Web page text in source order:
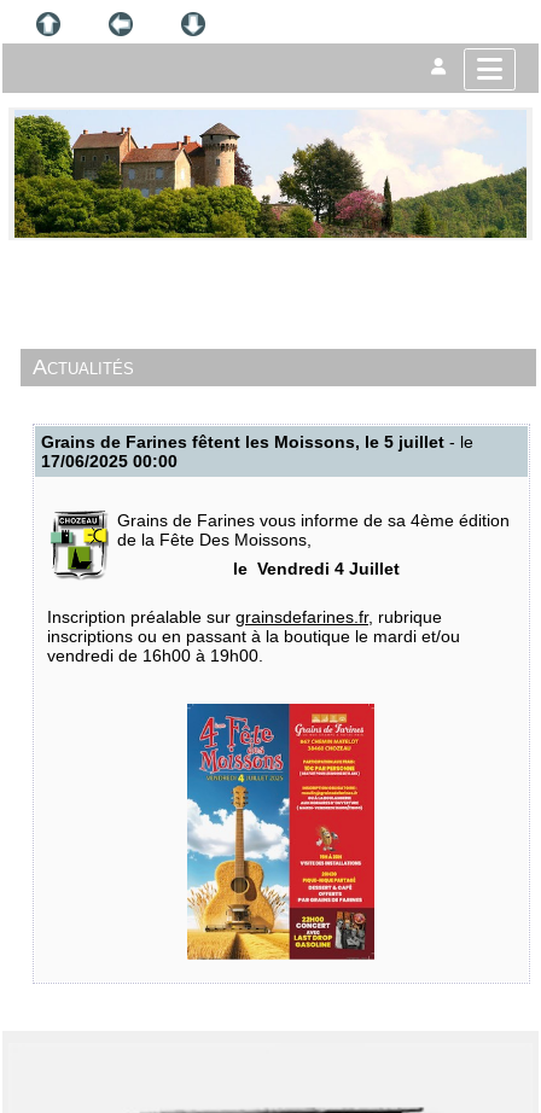
Actualités
Grains de Farines fêtent les Moissons, le 5 juillet - le
17/06/2025 00:00
Grains de Farines vous informe de sa 4ème édition
de la Fête Des Moissons,
le Vendredi 4 Juillet
Inscription préalable sur grainsdefarines.fr, rubrique
inscriptions ou en passant à la boutique le mardi et/ou
vendredi de 16h00 à 19h00.